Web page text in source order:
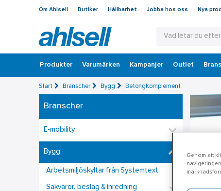
Om Ahlsell Butiker Hållbarhet Jobba hos oss Nya
Produkter Varumärken Kampanjer Outlet
Start Branscher Bygg Betongkomplement
Branscher
E-mobility
Bygg
Arbetsmiljöskyltar från Systemtext
Sakvaror, beslag & inredning
Genom att